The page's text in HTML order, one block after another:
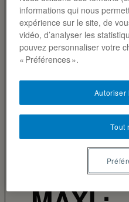
COMBAT DES
informations qui nous
expérience sur le site, de
vidéo, d’analyser les
pouvez personnaliser votre
« Préférences ».
Tout
Autoriser